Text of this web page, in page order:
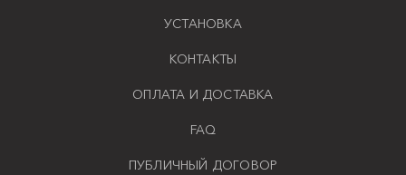
УСТАНОВКА
КОНТАКТЫ
ОПЛАТА И ДОСТАВКА
FAQ
ПУБЛИЧНЫЙ ДОГОВОР